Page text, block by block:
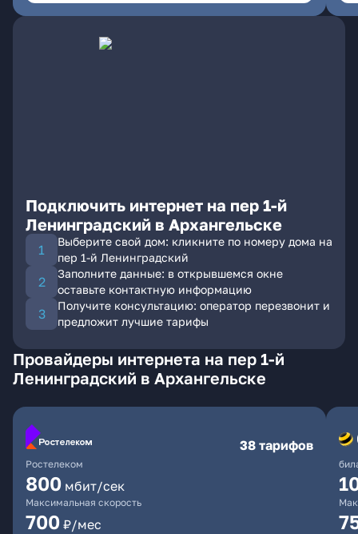
Подключить интернет на пер 1-й
Ленинградский в Архангельске
Выберите свой дом: кликните по номеру дома на
пер 1-й Ленинградский
Заполните данные: в открывшемся окне
оставьте контактную информацию
Получите консультацию: оператор перезвонит и
предложит лучшие тарифы
Провайдеры интернета на пер 1-й
Ленинградский в Архангельске
Ростелеком
38 тарифов
800 мбит/сек
Максимальная скорость
700 ₽/мес